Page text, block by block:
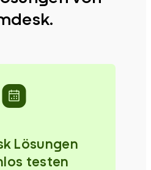
Lösungen
testen